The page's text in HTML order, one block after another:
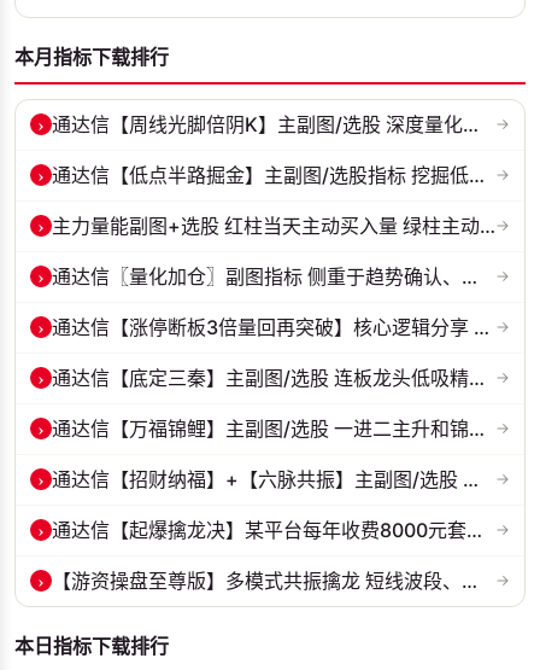
本月指标下载排行
› 通达信【周线光脚倍阴K】主副图/选股 深度量化光脚倍阴筑底逻辑 源码无... →
› 通达信【低点半路掘金】主副图/选股指标 挖掘低吸 半路下跌低吸思路 源... →
› 主力量能副图+选股 红柱当天主动买入量 绿柱主动卖出量→
› 通达信〖量化加仓〗副图指标 侧重于趋势确认、量能配合与高低位反转信号... →
› 通达信【涨停断板3倍量回再突破】核心逻辑分享 整体思路是捕捉首板后的... →
› 通达信【底定三秦】主副图/选股 连板龙头低吸精准量化 出票少而精 五年... →
› 通达信【万福锦鲤】主副图/选股 一进二主升和锦鲤回调两种模式 源码 →
› 通达信【招财纳福】+【六脉共振】主副图/选股 自用经历实战的指标 抓强... →
› 通达信【起爆擒龙决】某平台每年收费8000元套装 指标源码 无未来 →
› 【游资操盘至尊版】多模式共振擒龙 短线波段、低位抄底、游资启动行情量... →
本日指标下载排行